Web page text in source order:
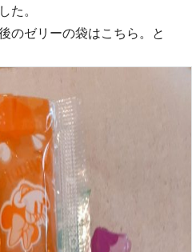
た。
のゼリーの袋はこちら。と